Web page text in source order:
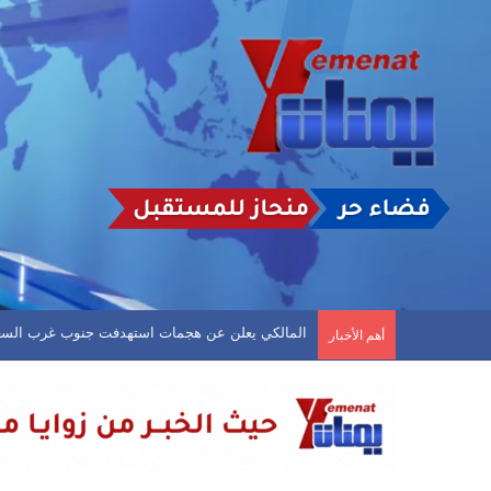
أهم الأخبار المالكي يعلن عن هجمات استهدفت جنوب غرب